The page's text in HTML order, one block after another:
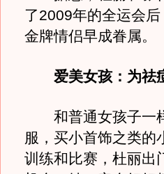
了2009年的全运会
金牌情侣早成眷属。
爱美女孩：为祛
和普通女孩子一样
服，买小首饰之类的
训练和比赛，杜丽出